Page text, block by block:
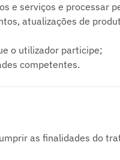
e serviços e processar
atualizações de
o utilizador participe;
competentes.
as finalidades do